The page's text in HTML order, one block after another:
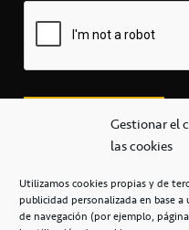
Gestionar el
las cookies
Utilizamos cookies propias y de
publicidad personalizada en base
de navegación (por ejemplo,